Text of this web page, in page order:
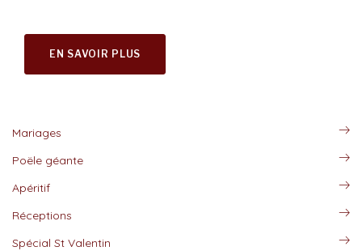
EN SAVOIR PLUS
Mariages
Poële géante
Apéritif
Réceptions
Spécial St Valentin